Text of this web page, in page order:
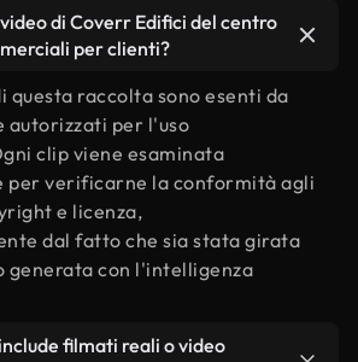
di Coverr Edifici del centro
per clienti?
questa raccolta sono esenti da
per l'uso
clip viene esaminata
per verificarne la conformità agli
e licenza,
dal fatto che sia stata girata
generata con l'intelligenza
filmati reali o video